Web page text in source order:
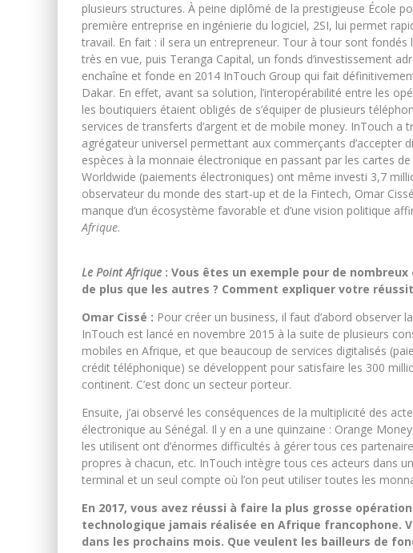
plusieurs structures. À peine diplômé de la prestigieuse École
première entreprise en ingénierie du logiciel, 2SI, lui permet
travail. En fait : il sera un entrepreneur. Tour à tour sont fondés
très en vue, puis Teranga Capital, un fonds d’investissement
enchaîne et fonde en 2014 InTouch Group qui fait
Dakar. En effet, avant sa solution, l’interopérabilité entre les
les boutiquiers étaient obligés de s’équiper de plusieurs
services de transferts d’argent et de mobile money. InTouch a
agrégateur universel permettant aux commerçants d’accepter
espèces à la monnaie électronique en passant par les cartes
Worldwide (paiements électroniques) ont même investi 3,7
observateur du monde des start-up et de la Fintech, Omar
manque d’un écosystème favorable et d’une vision politique
Afrique.
Le Point Afrique : Vous êtes un exemple pour de
de plus que les autres ? Comment expliquer votre
Omar Cissé : Pour créer un business, il faut d’abord observer
InTouch est lancé en novembre 2015 à la suite de plusieurs
mobiles en Afrique, et que beaucoup de services digitalisés
crédit téléphonique) se développent pour satisfaire les 300
continent. C’est donc un secteur porteur.
Ensuite, j’ai observé les conséquences de la multiplicité des
électronique au Sénégal. Il y en a une quinzaine : Orange
les utilisent ont d’énormes difficultés à gérer tous ces
propres à chacun, etc. InTouch intègre tous ces acteurs dans
terminal et un seul compte où l’on peut utiliser toutes les
En 2017, vous avez réussi à faire la plus grosse
technologique jamais réalisée en Afrique francophone.
dans les prochains mois. Que veulent les bailleurs de